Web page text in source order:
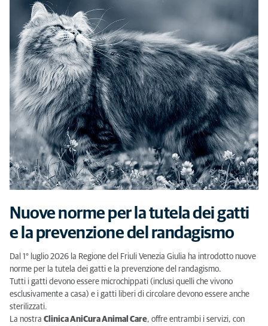
Nuove norme per la tutela dei gatti
e la prevenzione del randagismo
Dal 1° luglio 2026 la Regione del Friuli Venezia Giulia ha introdotto nuove
norme per la tutela dei gatti e la prevenzione del randagismo.
Tutti i gatti devono essere microchippati (inclusi quelli che vivono
esclusivamente a casa) e i gatti liberi di circolare devono essere anche
sterilizzati.
La nostra Clinica AniCura Animal Care, offre entrambi i servizi, con